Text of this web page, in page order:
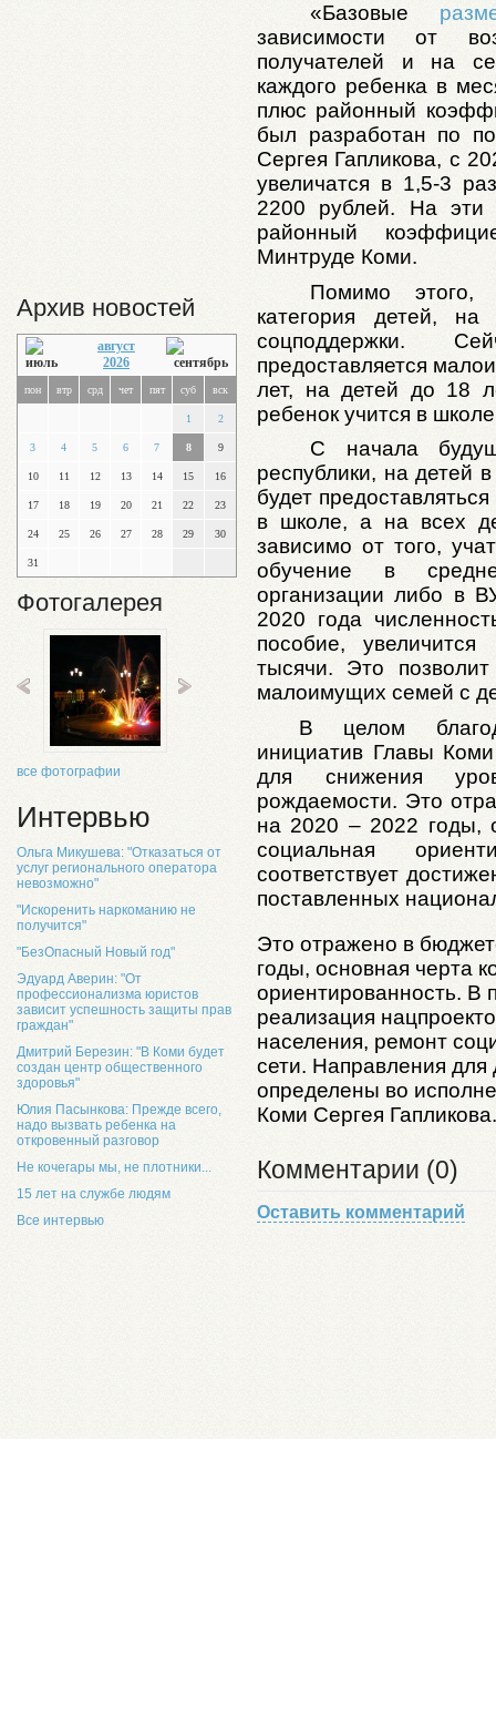
Архив новостей
август
2026
пон втр срд чет пят суб вск
1 2
3 4 5 6 7 8 9
10 11 12 13 14 15 16
17 18 19 20 21 22 23
24 25 26 27 28 29 30
31
Фотогалерея
все фотографии
Интервью
Ольга Микушева: "Отказаться от
услуг регионального оператора
невозможно"
"Искоренить наркоманию не
получится"
"БезОпасный Новый год"
Эдуард Аверин: "От
профессионализма юристов
зависит успешность защиты прав
граждан"
Дмитрий Березин: "В Коми будет
создан центр общественного
здоровья"
Юлия Пасынкова: Прежде всего,
надо вызвать ребенка на
откровенный разговор
Не кочегары мы, не плотники...
15 лет на службе людям
Все интервью
«Базовые
зависимости от
получателей и на
каждого ребенка в
плюс районный
был разработан по
Сергея Гапликова, с
увеличатся в 1,5-3
2200 рублей. На эти
районный
Минтруде Коми.
Помимо этого,
категория детей,
соцподдержки.
предоставляется
лет, на детей до 18
ребенок учится в
С начала
республики, на детей
будет
в школе, а на всех
зависимо от того,
обучение в средне-
организации либо в
2020 года
пособие,
тысячи. Это
малоимущих семей с
В целом
инициатив Главы
для снижения
рождаемости. Это
на 2020 – 2022 годы,
социальная
соответствует
поставленных
Это отражено в
годы, основная черта
ориентированность. В
реализация
населения, ремонт
сети. Направления
определены во
Коми Сергея Гапликова.
Комментарии (0)
Оставить комментарий